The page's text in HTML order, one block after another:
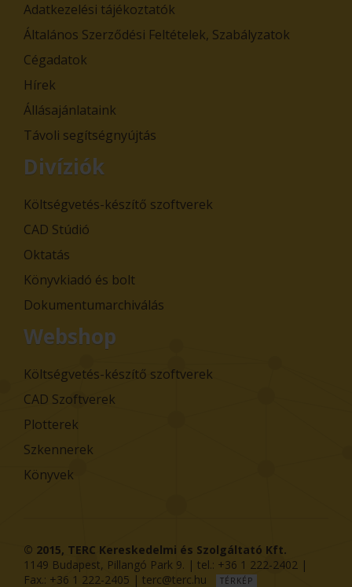
Adatkezelési tájékoztatók
Általános Szerződési Feltételek, Szabályzatok
Cégadatok
Hírek
Állásajánlataink
Távoli segítségnyújtás
Divíziók
Költségvetés-készítő szoftverek
CAD Stúdió
Oktatás
Könyvkiadó és bolt
Dokumentumarchiválás
Webshop
Költségvetés-készítő szoftverek
CAD Szoftverek
Plotterek
Szkennerek
Könyvek
© 2015, TERC Kereskedelmi és Szolgáltató Kft.
1149 Budapest, Pillangó Park 9. | tel.: +36 1 222-2402 |
Fax.: +36 1 222-2405 | terc@terc.hu TÉRKÉP